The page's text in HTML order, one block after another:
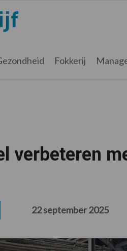
Fokkerij
verbeteren
22 september 2025